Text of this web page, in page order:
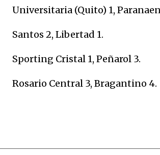
Universitaria (Quito) 1,
Santos 2, Libertad 1.
Sporting Cristal 1, Peñarol 3.
Rosario Central 3, Bragantino 4.